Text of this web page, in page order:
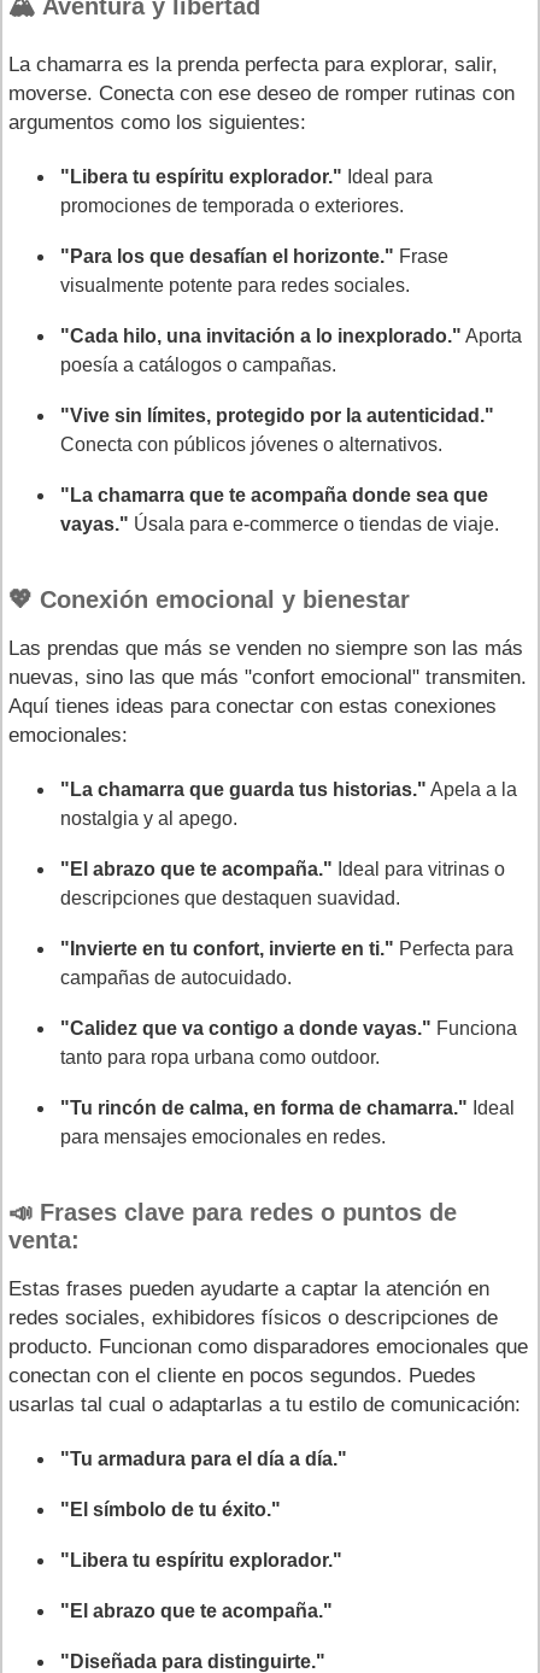
🏔️ Aventura y libertad
La chamarra es la prenda perfecta para explorar, salir,
moverse. Conecta con ese deseo de romper rutinas con
argumentos como los siguientes:
"Libera tu espíritu explorador." Ideal para
promociones de temporada o exteriores.
"Para los que desafían el horizonte." Frase
visualmente potente para redes sociales.
"Cada hilo, una invitación a lo inexplorado." Aporta
poesía a catálogos o campañas.
"Vive sin límites, protegido por la autenticidad."
Conecta con públicos jóvenes o alternativos.
"La chamarra que te acompaña donde sea que
vayas." Úsala para e-commerce o tiendas de viaje.
💖 Conexión emocional y bienestar
Las prendas que más se venden no siempre son las más
nuevas, sino las que más "confort emocional" transmiten.
Aquí tienes ideas para conectar con estas conexiones
emocionales:
"La chamarra que guarda tus historias." Apela a la
nostalgia y al apego.
"El abrazo que te acompaña." Ideal para vitrinas o
descripciones que destaquen suavidad.
"Invierte en tu confort, invierte en ti." Perfecta para
campañas de autocuidado.
"Calidez que va contigo a donde vayas." Funciona
tanto para ropa urbana como outdoor.
"Tu rincón de calma, en forma de chamarra." Ideal
para mensajes emocionales en redes.
📣 Frases clave para redes o puntos de
venta:
Estas frases pueden ayudarte a captar la atención en
redes sociales, exhibidores físicos o descripciones de
producto. Funcionan como disparadores emocionales que
conectan con el cliente en pocos segundos. Puedes
usarlas tal cual o adaptarlas a tu estilo de comunicación:
"Tu armadura para el día a día."
"El símbolo de tu éxito."
"Libera tu espíritu explorador."
"El abrazo que te acompaña."
"Diseñada para distinguirte."